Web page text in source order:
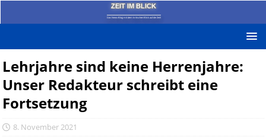
ZEIT IM BLICK
Das News-Blog mit dem kritischen Blick auf die Zeit!
Lehrjahre sind keine Herrenjahre:
Unser Redakteur schreibt eine
Fortsetzung
8. November 2021